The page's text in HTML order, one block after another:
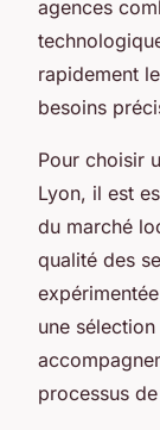
agences
rapidement
besoins
Pour choisir
Lyon, il est
du marché
qualité des
une
processus